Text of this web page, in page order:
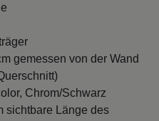
gemessen von der Wand
Chrom/Schwarz
sichtbare Länge des